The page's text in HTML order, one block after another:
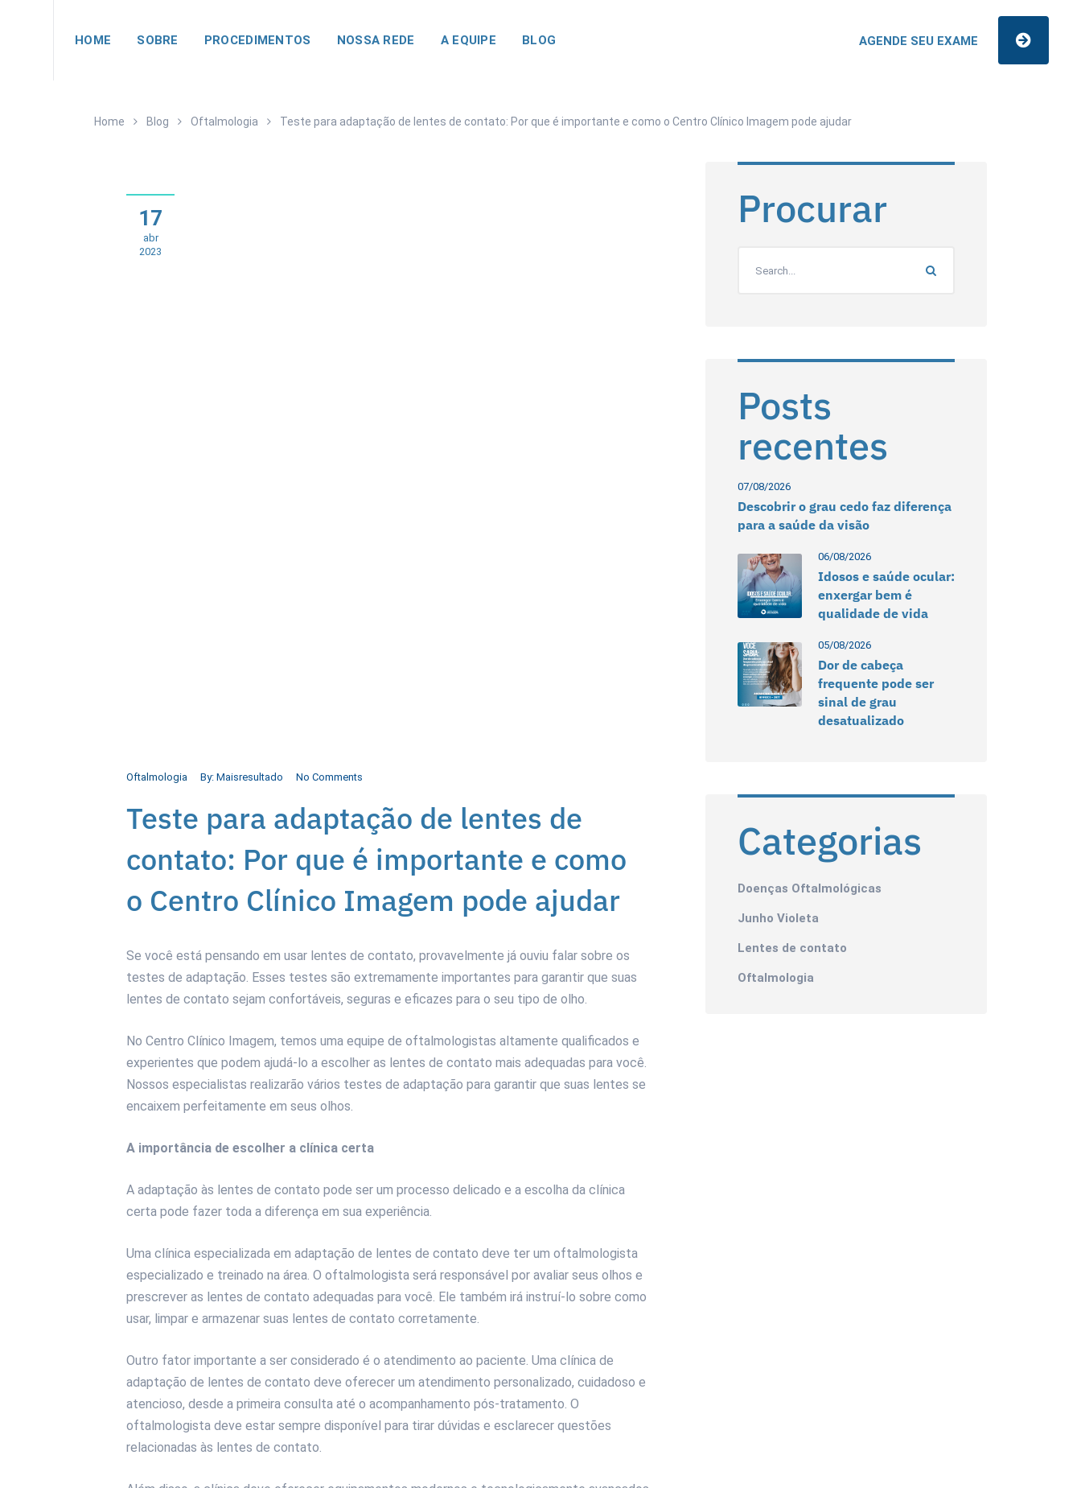
HOME SOBRE PROCEDIMENTOS NOSSA REDE A EQUIPE BLOG AGENDE SEU EXAME
Home Blog Oftalmologia Teste para adaptação de lentes de contato: Por que é importante e como o Centro Clínico Imagem pode ajudar
17
abr
2023
Oftalmologia By: Maisresultado No Comments
Teste para adaptação de lentes de
contato: Por que é importante e como
o Centro Clínico Imagem pode ajudar
Se você está pensando em usar lentes de contato, provavelmente já ouviu falar sobre os
testes de adaptação. Esses testes são extremamente importantes para garantir que suas
lentes de contato sejam confortáveis, seguras e eficazes para o seu tipo de olho.
No Centro Clínico Imagem, temos uma equipe de oftalmologistas altamente qualificados e
experientes que podem ajudá-lo a escolher as lentes de contato mais adequadas para você.
Nossos especialistas realizarão vários testes de adaptação para garantir que suas lentes se
encaixem perfeitamente em seus olhos.
A importância de escolher a clínica certa
A adaptação às lentes de contato pode ser um processo delicado e a escolha da clínica
certa pode fazer toda a diferença em sua experiência.
Uma clínica especializada em adaptação de lentes de contato deve ter um oftalmologista
especializado e treinado na área. O oftalmologista será responsável por avaliar seus olhos e
prescrever as lentes de contato adequadas para você. Ele também irá instruí-lo sobre como
usar, limpar e armazenar suas lentes de contato corretamente.
Outro fator importante a ser considerado é o atendimento ao paciente. Uma clínica de
adaptação de lentes de contato deve oferecer um atendimento personalizado, cuidadoso e
atencioso, desde a primeira consulta até o acompanhamento pós-tratamento. O
oftalmologista deve estar sempre disponível para tirar dúvidas e esclarecer questões
relacionadas às lentes de contato.
Procurar
Posts
recentes
07/08/2026
Descobrir o grau cedo faz diferença
para a saúde da visão
06/08/2026
Idosos e saúde ocular:
enxergar bem é
qualidade de vida
05/08/2026
Dor de cabeça
frequente pode ser
sinal de grau
desatualizado
Categorias
Doenças Oftalmológicas
Junho Violeta
Lentes de contato
Oftalmologia